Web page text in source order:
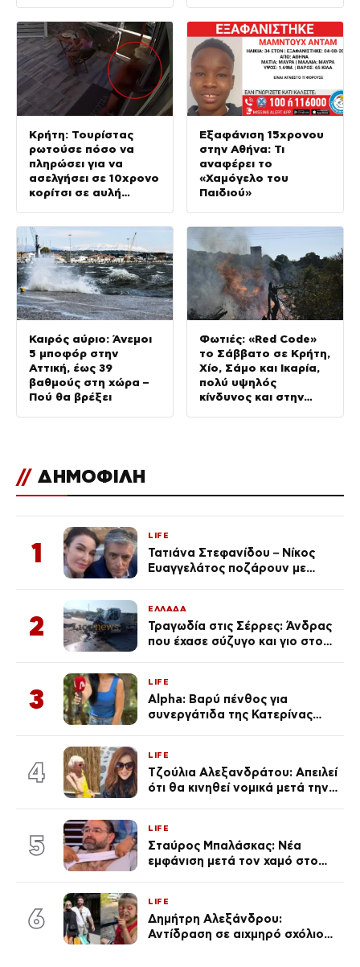
Κρήτη: Τουρίστας
ρωτούσε πόσο να
πληρώσει για να
ασελγήσει σε 10χρονο
κορίτσι σε αυλή
Εξαφάνιση 15χρονου
στην Αθήνα: Τι
αναφέρει το
«Χαμόγελο του
Παιδιού»
Καιρός αύριο: Άνεμοι
5 μποφόρ στην
Αττική, έως 39
βαθμούς στη χώρα –
Πού θα βρέξει
Φωτιές: «Red Code»
το Σάββατο σε Κρήτη,
Χίο, Σάμο και Ικαρία,
πολύ υψηλός
κίνδυνος και στην
// ΔΗΜΟΦΙΛΗ
1
LIFE
Τατιάνα Στεφανίδου – Νίκος
Ευαγγελάτος ποζάρουν με
2
ΕΛΛΑΔΑ
Τραγωδία στις Σέρρες: Άνδρας
που έχασε σύζυγο και γιο στο
3
LIFE
Alpha: Βαρύ πένθος για
συνεργάτιδα της Κατερίνας
του Θεού»
4
LIFE
Τζούλια Αλεξανδράτου: Απειλεί
ότι θα κινηθεί νομικά μετά την
5
LIFE
Σταύρος Μπαλάσκας: Νέα
εμφάνιση μετά τον χαμό στο
6
LIFE
Δημήτρη Αλεξάνδρου:
Αντίδραση σε αιχμηρό σχόλιο